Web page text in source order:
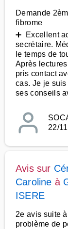
Demande
fibrome
➕ Excellent
secrétaire.
le temps de
Après
pris contact
cas. Je je
ses conseils
22/
Avis sur
Caroline à
ISERE
2e avis suite
problème de